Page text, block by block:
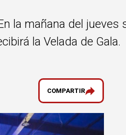
la mañana del
la Velada de Gala.
COMPARTIR